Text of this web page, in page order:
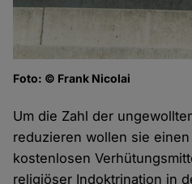
Foto: © Frank Nicolai
Um die Zahl der
reduzieren wollen sie
kostenlosen
religiöser Indoktrination in